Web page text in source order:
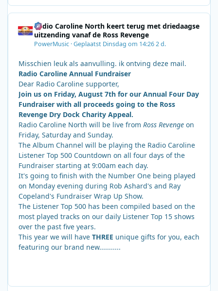
Radio Caroline North keert terug met driedaagse
uitzending vanaf de Ross Revenge
PowerMusic ·Geplaatst Dinsdag om 14:262 d.
Misschien leuk als aanvulling. ik ontving deze mail.
Radio Caroline Annual Fundraiser
Dear Radio Caroline supporter,
Join us on Friday, August 7th for our Annual Four Day
Fundraiser with all proceeds going to the Ross
Revenge Dry Dock Charity Appeal.
Radio Caroline North will be live from Ross Revenge on
Friday, Saturday and Sunday.
The Album Channel will be playing the Radio Caroline
Listener Top 500 Countdown on all four days of the
Fundraiser starting at 9:00am each day.
It's going to finish with the Number One being played
on Monday evening during Rob Ashard's and Ray
Copeland's Fundraiser Wrap Up Show.
The Listener Top 500 has been compiled based on the
most played tracks on our daily Listener Top 15 shows
over the past five years.
This year we will have THREE unique gifts for you, each
featuring our brand new...........